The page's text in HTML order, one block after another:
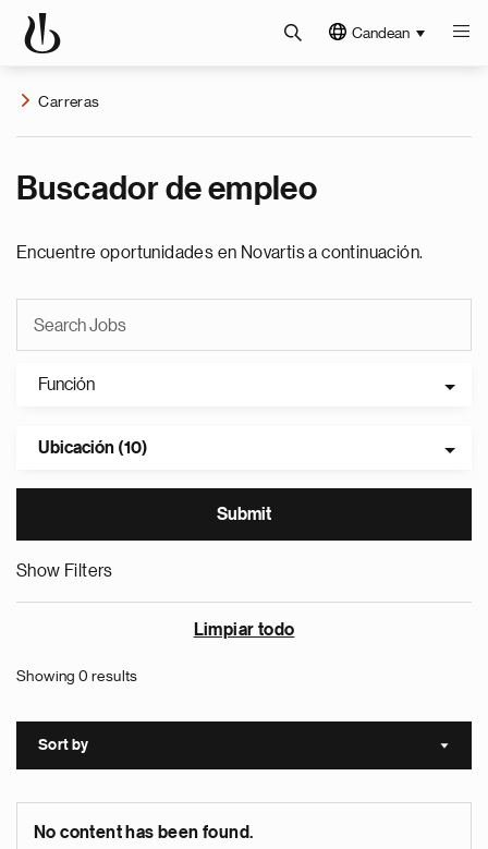
Candean
Carreras
Buscador de empleo
Encuentre oportunidades en Novartis a continuación.
Función
Ubicación (10)
Show Filters
Limpiar todo
Showing 0 results
Sort by Sort
No content has been found.